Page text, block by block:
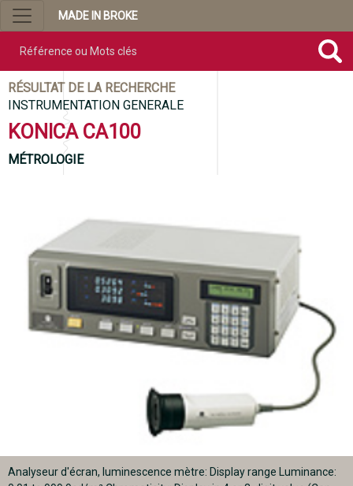
MADE IN BROKE
RÉSULTAT DE LA RECHERCHE
INSTRUMENTATION GENERALE
KONICA CA100
MÉTROLOGIE
Analyseur d'écran, luminescence mètre: Display range Luminance: